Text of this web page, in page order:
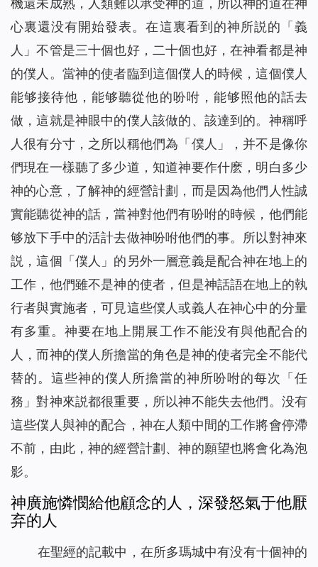
機還未成熟，人類難以承受神的道，所以神的道在神
心裏還没有開始發表。在這裏看到的神所説的「義
人」不管是三十個也好，二十個也好，在神看都是神
的僕人。當神的使者臨到這個僕人的時候，這個僕人
能够接待他，能够聽從他的吩咐，能够照他的話去
做，這就是神眼中的僕人該做的、該達到的。神稱呼
人很有分寸，之所以稱他們為「僕人」，并不是像你
們現在一樣聽了多少道，知道神要作什麽，明白多少
神的心意，了解神的經營計劃，而是因為他們人性誠
實能聽從神的話，當神對他們有吩咐的時候，他們能
够放下手中的活計去做神吩咐他們的事。所以對神來
説，這個「僕人」的另外一層意義是配合神在地上的
工作，他們雖不是神的使者，但是神話語在地上的執
行者與實施者，可見這些僕人或義人在神心中的分量
有多重。神要在地上開展工作不能没有與他配合的
人，而神的僕人所擔當的角色是神的使者完全不能代
替的。這些神的僕人所擔當的神所吩咐的每次「任
務」對神來説都很重要，所以神不能失去他們。没有
這些僕人與神的配合，神在人類中間的工作將會停滯
不前，由此，神的經營計劃、神的願望也將會化為泡
影。
神廣施憐憫給他顧念的人，深發怒氣于他厭
弃的人
在聖經的記載中，在所多瑪城中有没有十個神的